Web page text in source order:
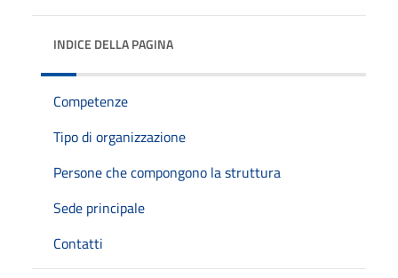
INDICE DELLA PAGINA
Competenze
Tipo di organizzazione
Persone che compongono la struttura
Sede principale
Contatti